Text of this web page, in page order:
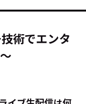
術でエンタ